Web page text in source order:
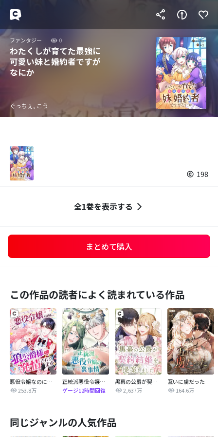
ファンタジー 0
わたくしが育てた最強に
可愛い妹と婚約者ですが
なにか
ぐっちぇ, こう
198
全1巻を表示する
まとめて購入
この作品の読者によく読まれている作品
悪役令嬢なのに、狼公爵様に発情されてます
253.8万
正統派悪役令嬢の裏事情
ゲージ12時間回復
黒幕の公爵が契約結婚を提案しました
2,637万
互いに虜だった
164.6万
同じジャンルの人気作品